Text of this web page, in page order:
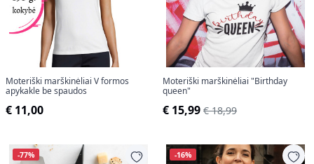
Moteriški marškinėliai V formos
apykakle be spaudos
€ 11,00
Moteriški marškinėliai "Birthday
queen"
€ 15,99 € 18,99
-77% -16%